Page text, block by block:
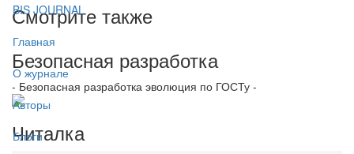
BIS JOURNAL
Главная
О журнале
Авторы
Блоги
Смотрите также
Безопасная разработка
- Безопасная разработка эволюция по ГОСТу -
Читалка